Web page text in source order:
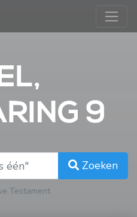
9
Zoeken
Testament